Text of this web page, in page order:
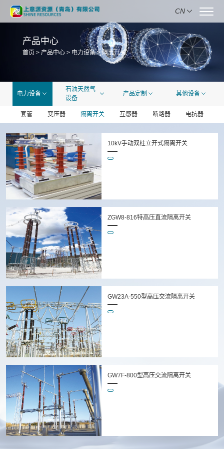
CN
产品中心
首页> 产品中心> 电力设备>隔离开关
电力设备
石油天然气
设备
产品定制 其他设备
套管 变压器 隔离开关 互感器 断路器 电抗器
10kV手动双柱立开式隔离开关
ZGW8-816特高压直流隔离开关
GW23A-550型高压交流隔离开关
GW7F-800型高压交流隔离开关